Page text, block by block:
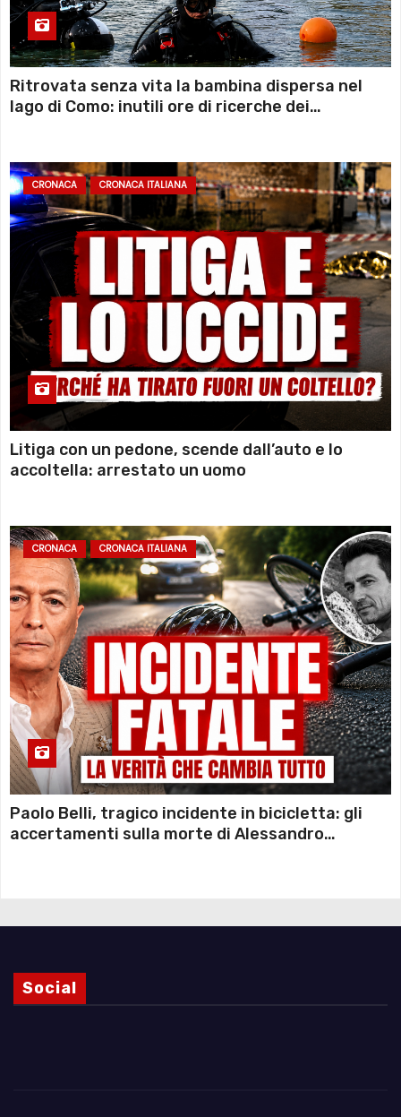
Ritrovata senza vita la bambina dispersa nel
lago di Como: inutili ore di ricerche dei
CRONACA CRONACA ITALIANA
Litiga con un pedone, scende dall’auto e lo
accoltella: arrestato un uomo
CRONACA CRONACA ITALIANA
Paolo Belli, tragico incidente in bicicletta: gli
accertamenti sulla morte di Alessandro
Social